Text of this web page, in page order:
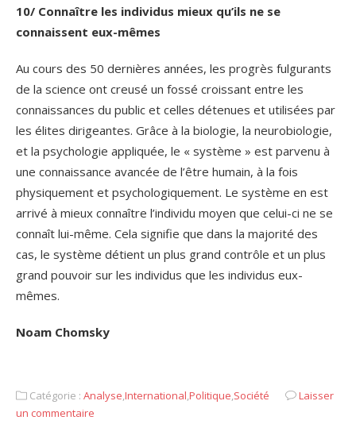
10/ Connaître les individus mieux qu’ils ne se
connaissent eux-mêmes
Au cours des 50 dernières années, les progrès fulgurants
de la science ont creusé un fossé croissant entre les
connaissances du public et celles détenues et utilisées par
les élites dirigeantes. Grâce à la biologie, la neurobiologie,
et la psychologie appliquée, le « système » est parvenu à
une connaissance avancée de l’être humain, à la fois
physiquement et psychologiquement. Le système en est
arrivé à mieux connaître l’individu moyen que celui-ci ne se
connaît lui-même. Cela signifie que dans la majorité des
cas, le système détient un plus grand contrôle et un plus
grand pouvoir sur les individus que les individus eux-
mêmes.
Noam Chomsky
Catégorie : Analyse,International,Politique,Société
Laisser
un commentaire